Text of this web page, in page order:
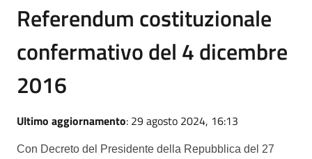
Referendum costituzionale
confermativo del 4 dicembre
2016
Ultimo aggiornamento: 29 agosto 2024, 16:13
Con Decreto del Presidente della Repubblica del 27